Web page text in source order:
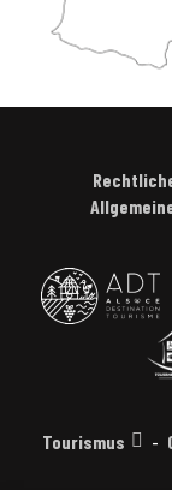
Tourismus